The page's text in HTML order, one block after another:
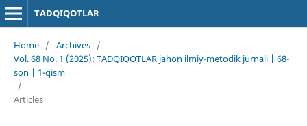
TADQIQOTLAR
Home / Archives /
Vol. 68 No. 1 (2025): TADQIQOTLAR jahon ilmiy-metodik jurnali | 68-
son | 1-qism
/
Articles